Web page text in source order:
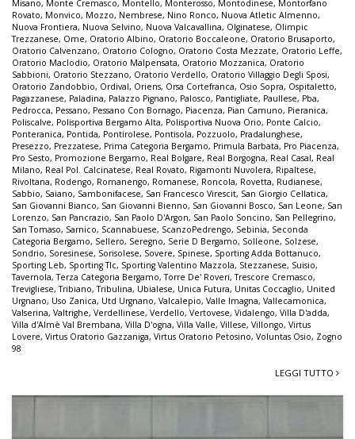
Misano, Monte Cremasco, Montello, Monterosso, Montodinese, Montorfano
Rovato, Monvico, Mozzo, Nembrese, Nino Ronco, Nuova Atletic Almenno,
Nuova Frontiera, Nuova Selvino, Nuova Valcavallina, Olginatese, Olimpic
Trezzanese, Ome, Oratorio Albino, Oratorio Boccaleone, Oratorio Brusaporto,
Oratorio Calvenzano, Oratorio Cologno, Oratorio Costa Mezzate, Oratorio Leffe,
Oratorio Maclodio, Oratorio Malpensata, Oratorio Mozzanica, Oratorio
Sabbioni, Oratorio Stezzano, Oratorio Verdello, Oratorio Villaggio Degli Sposi,
Oratorio Zandobbio, Ordival, Oriens, Orsa Cortefranca, Osio Sopra, Ospitaletto,
Pagazzanese, Paladina, Palazzo Pignano, Palosco, Pantigliate, Paullese, Pba,
Pedrocca, Pessano, Pessano Con Bornago, Piacenza, Pian Camuno, Pieranica,
Poliscalve, Polisportiva Bergamo Alta, Polisportiva Nuova Orio, Ponte Calcio,
Ponteranica, Pontida, Pontirolese, Pontisola, Pozzuolo, Pradalunghese,
Presezzo, Prezzatese, Prima Categoria Bergamo, Primula Barbata, Pro Piacenza,
Pro Sesto, Promozione Bergamo, Real Bolgare, Real Borgogna, Real Casal, Real
Milano, Real Pol. Calcinatese, Real Rovato, Rigamonti Nuvolera, Ripaltese,
Rivoltana, Rodengo, Romanengo, Romanese, Roncola, Rovetta, Rudianese,
Sabbio, Saiano, Sambonifacese, San Francesco Virescit, San Giorgio Cellatica,
San Giovanni Bianco, San Giovanni Bienno, San Giovanni Bosco, San Leone, San
Lorenzo, San Pancrazio, San Paolo D'Argon, San Paolo Soncino, San Pellegrino,
San Tomaso, Sarnico, Scannabuese, ScanzoPedrengo, Sebinia, Seconda
Categoria Bergamo, Sellero, Seregno, Serie D Bergamo, Solleone, Solzese,
Sondrio, Soresinese, Sorisolese, Sovere, Spinese, Sporting Adda Bottanuco,
Sporting Leb, Sporting Tlc, Sporting Valentino Mazzola, Stezzanese, Suisio,
Tavernola,Terza Categoria Bergamo,Torre De' Roveri,Trescore Cremasco,
Trevigliese,Tribiano,Tribulina, Ubialese, Unica Futura, Unitas Coccaglio, United
Urgnano, Uso Zanica, Utd Urgnano, Valcalepio, Valle Imagna, Vallecamonica,
Valserina, Valtrighe, Verdellinese, Verdello, Vertovese, Vidalengo, Villa D'adda,
Villa d'Almè Val Brembana, Villa D'ogna, Villa Valle, Villese, Villongo, Virtus
Lovere, Virtus Oratorio Gazzaniga, Virtus Oratorio Petosino, Voluntas Osio, Zogno
98
LEGGI TUTTO